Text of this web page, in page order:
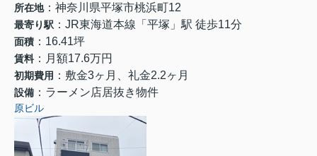
所在地：神奈川県平塚市桃浜町12
最寄り駅 ：JR東海道本線「平塚」駅 徒歩11分
面積 ：16.41坪
賃料：月額17.6万円
初期費用 ：敷金3ヶ月、礼金2.2ヶ月
設備 ：ラーメン店居抜き物件
原ビル